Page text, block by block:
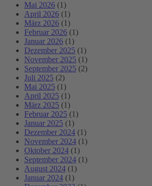
Mai 2026 (1)
April 2026 (1)
März 2026 (1)
Februar 2026 (1)
Januar 2026 (1)
Dezember 2025 (1)
November 2025 (1)
September 2025 (2)
Juli 2025 (2)
Mai 2025 (1)
April 2025 (1)
März 2025 (1)
Februar 2025 (1)
Januar 2025 (1)
Dezember 2024 (1)
November 2024 (1)
Oktober 2024 (1)
September 2024 (1)
August 2024 (1)
Januar 2024 (1)